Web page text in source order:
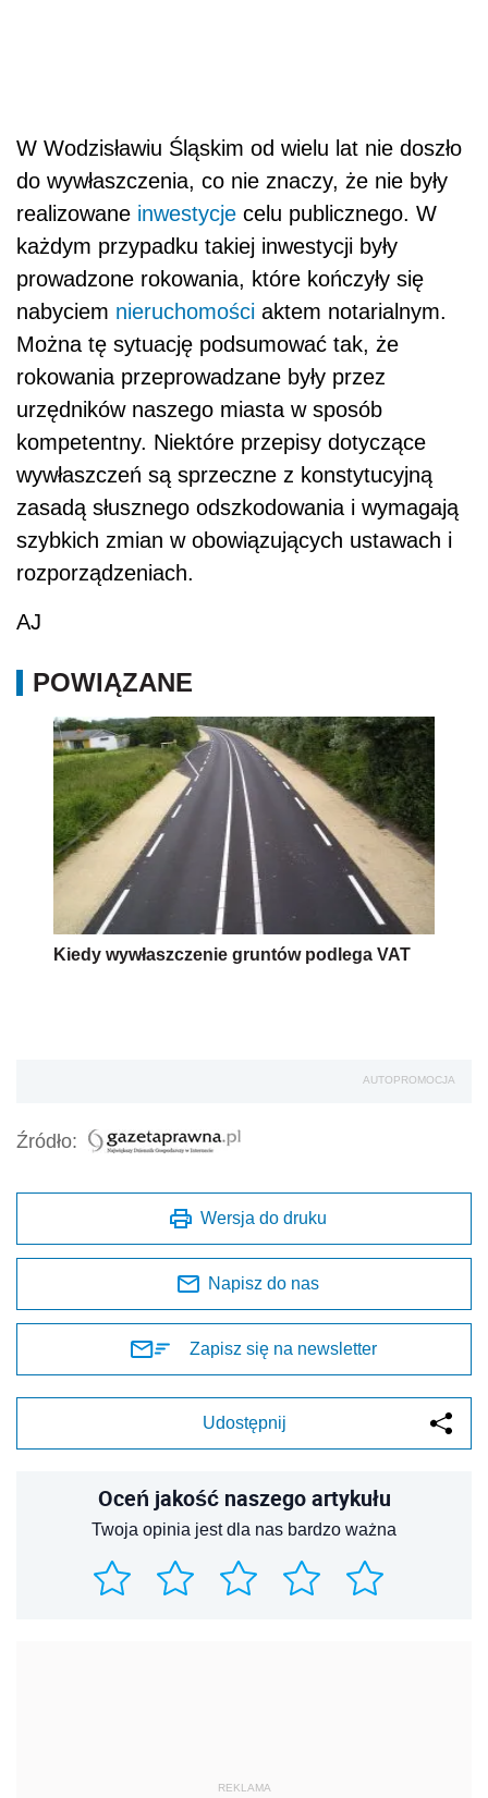
W Wodzisławiu Śląskim od wielu lat nie doszło
do wywłaszczenia, co nie znaczy, że nie były
realizowane inwestycje celu publicznego. W
każdym przypadku takiej inwestycji były
prowadzone rokowania, które kończyły się
nabyciem nieruchomości aktem notarialnym.
Można tę sytuację podsumować tak, że
rokowania przeprowadzane były przez
urzędników naszego miasta w sposób
kompetentny. Niektóre przepisy dotyczące
wywłaszczeń są sprzeczne z konstytucyjną
zasadą słusznego odszkodowania i wymagają
szybkich zmian w obowiązujących ustawach i
rozporządzeniach.
AJ
POWIĄZANE
Kiedy wywłaszczenie gruntów podlega VAT
AUTOPROMOCJA
Źródło:
Wersja do druku
Napisz do nas
Zapisz się na newsletter
Udostępnij
Oceń jakość naszego artykułu
Twoja opinia jest dla nas bardzo ważna
REKLAMA